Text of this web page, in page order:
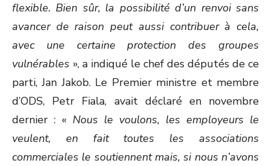
flexible. Bien sûr, la possibilité d’un renvoi sans
avancer de raison peut aussi contribuer à cela,
avec une certaine protection des groupes
vulnérables », a indiqué le chef des députés de ce
parti, Jan Jakob. Le Premier ministre et membre
d’ODS, Petr Fiala, avait déclaré en novembre
dernier : « Nous le voulons, les employeurs le
veulent, en fait toutes les associations
commerciales le soutiennent mais, si nous n’avons